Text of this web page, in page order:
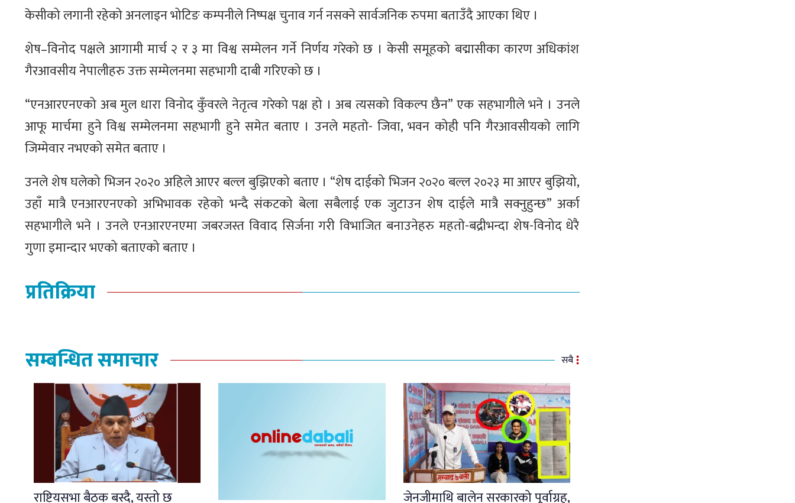
केसीको लगानी रहेको अनलाइन भोटिङ कम्पनीले निष्पक्ष चुनाव गर्न नसक्ने सार्वजनिक रुपमा बताउँदै आएका थिए ।
शेष–विनोद पक्षले आगामी मार्च २ र ३ मा विश्व सम्मेलन गर्ने निर्णय गरेको छ । केसी समूहको बद्मासीका कारण अधिकांश
गैरआवसीय नेपालीहरु उक्त सम्मेलनमा सहभागी दाबी गरिएको छ ।
“एनआरएनएको अब मुल धारा विनोद कुँवरले नेतृत्व गरेको पक्ष हो । अब त्यसको विकल्प छैन” एक सहभागीले भने । उनले
आफू मार्चमा हुने विश्व सम्मेलनमा सहभागी हुने समेत बताए । उनले महताे- जिवा, भवन कोही पनि गैरआवसीयको लागि
जिम्मेवार नभएको समेत बताए ।
उनले शेष घलेको भिजन २०२० अहिले आएर बल्ल बुझिएको बताए । “शेष दाईको भिजन २०२० बल्ल २०२३ मा आएर बुझियो,
उहाँ मात्रै एनआरएनएको अभिभावक रहेको भन्दै संकटको बेला सबैलाई एक जुटाउन शेष दाईले मात्रै सक्नुहुन्छ” अर्का
सहभागीले भने । उनले एनआरएनएमा जबरजस्त विवाद सिर्जना गरी विभाजित बनाउनेहरु महताे-बद्रीभन्दा शेष-विनोद धेरै
गुणा इमान्दार भएको बताएको बताए ।
प्रतिक्रिया
सम्बन्धित समाचार सबै
राष्ट्रियसभा बैठक बस्दै, यस्तो छ जेनजीमाथि बालेन सरकारको पूर्वाग्रह,